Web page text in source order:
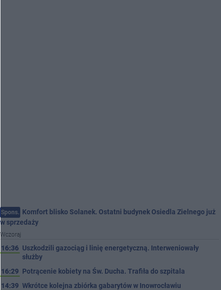
Spons. Komfort blisko Solanek. Ostatni budynek Osiedla Zielnego już
w sprzedaży
Wczoraj
16:36 Uszkodzili gazociąg i linię energetyczną. Interweniowały
służby
16:29 Potrącenie kobiety na Św. Ducha. Trafiła do szpitala
14:39 Wkrótce kolejna zbiórka gabarytów w Inowrocławiu